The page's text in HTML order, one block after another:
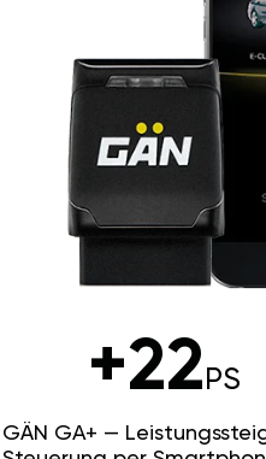
+22PS
GÄN GA+ —